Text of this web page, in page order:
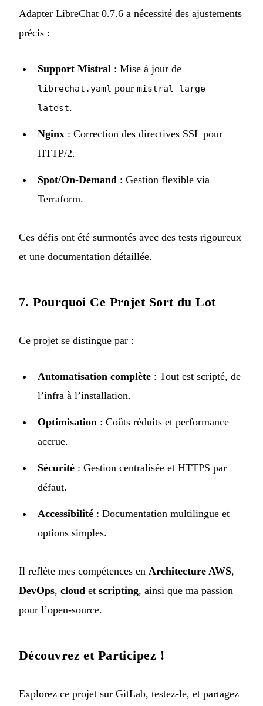
Adapter LibreChat 0.7.6 a nécessité des ajustements
précis :
Support Mistral : Mise à jour de
librechat.yaml pour mistral-large-
latest.
Nginx : Correction des directives SSL pour
HTTP/2.
Spot/On-Demand : Gestion flexible via
Terraform.
Ces défis ont été surmontés avec des tests rigoureux
et une documentation détaillée.
7. Pourquoi Ce Projet Sort du Lot
Ce projet se distingue par :
Automatisation complète : Tout est scripté, de
l’infra à l’installation.
Optimisation : Coûts réduits et performance
accrue.
Sécurité : Gestion centralisée et HTTPS par
défaut.
Accessibilité : Documentation multilingue et
options simples.
Il reflète mes compétences en Architecture AWS,
DevOps, cloud et scripting, ainsi que ma passion
pour l’open-source.
Découvrez et Participez !
Explorez ce projet sur GitLab, testez-le, et partagez